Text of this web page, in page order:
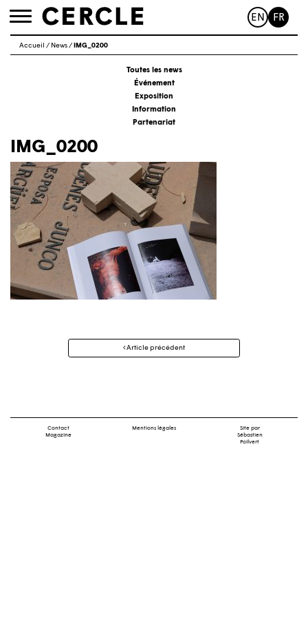
Toggle
EN FR
Accueil / News/ IMG_0200
Toutes les news
Événement
Exposition
Information
Partenariat
IMG_0200
Navigation
Article précédent
Contact
Magazine
Mentions légales
Site par
Sébastien
Poilvert